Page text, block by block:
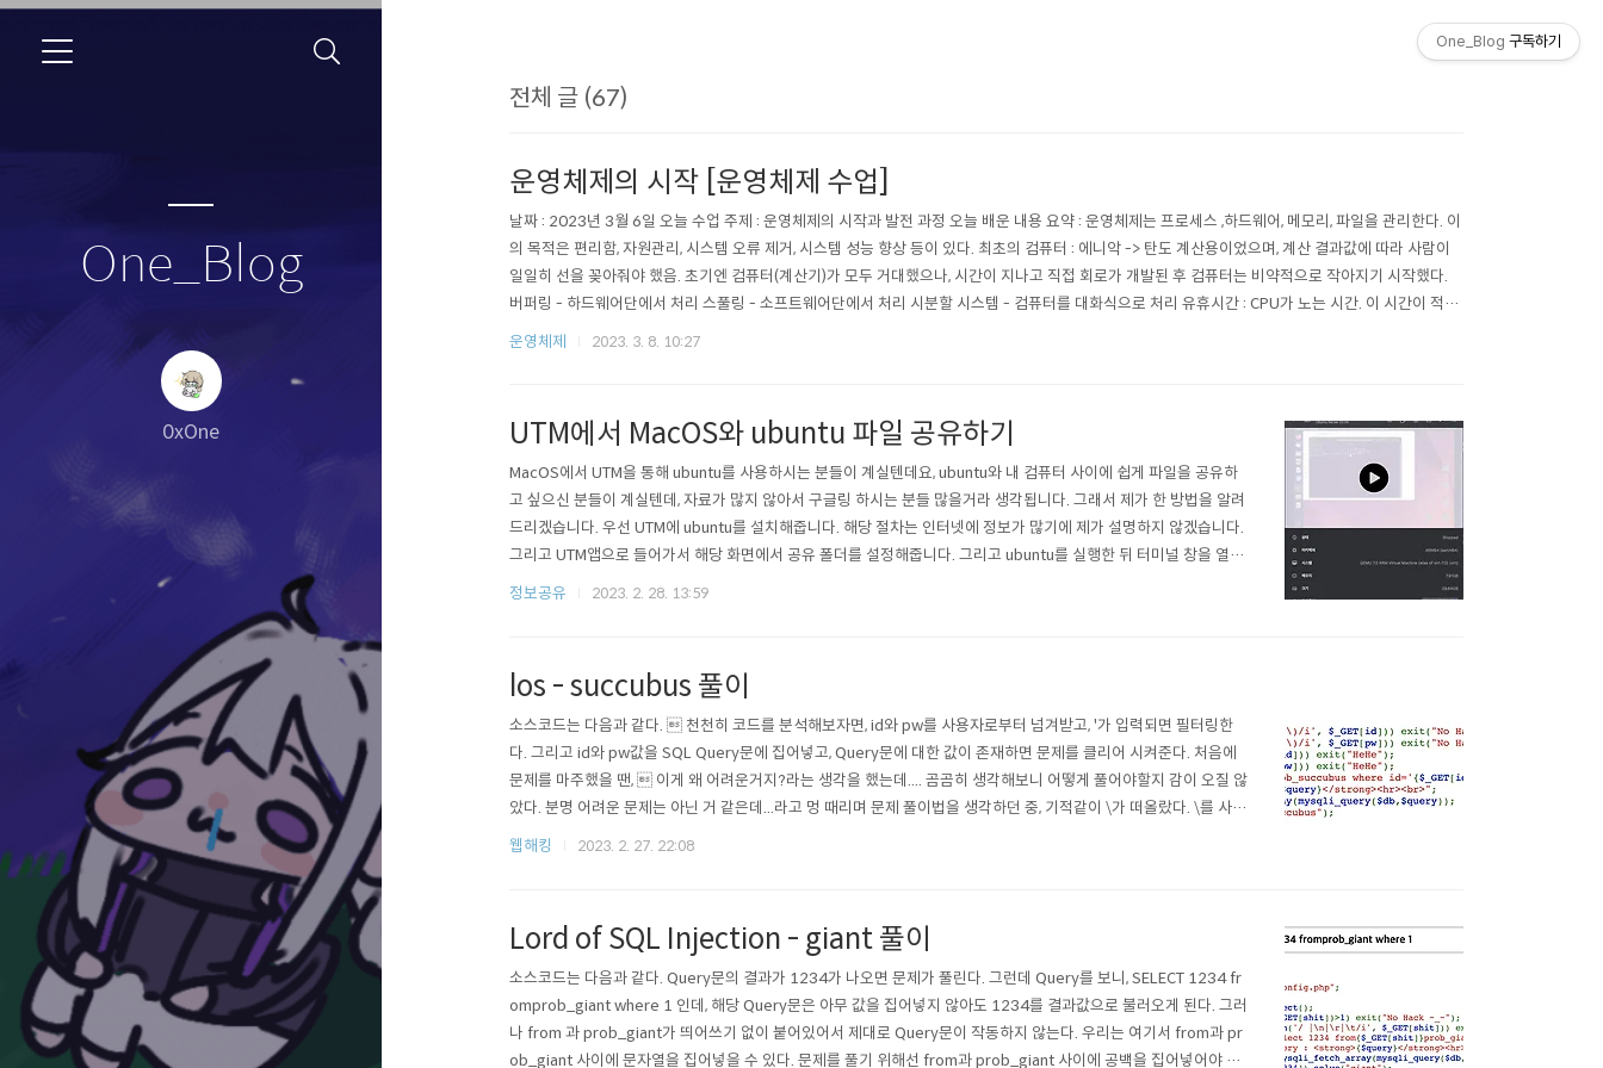
One_Blog
0xOne
전체 글 (67)
운영체제의 시작 [운영체제 수업]
날짜 : 2023년 3월 6일 오늘 수업 주제 : 운영체제의 시작과 발전 과정 오늘 배운 내용 요약 : 운영체제는 프로세스 ,하드웨어, 메모리, 파일을 관리한다. 이
의 목적은 편리함, 자원관리, 시스템 오류 제거, 시스템 성능 향상 등이 있다. 최초의 컴퓨터 : 에니악 -> 탄도 계산용이었으며, 계산 결과값에 따라 사람이
일일히 선을 꽂아줘야 했음. 초기엔 컴퓨터(계산기)가 모두 거대했으나, 시간이 지나고 직접 회로가 개발된 후 컴퓨터는 비약적으로 작아지기 시작했다.
버퍼링 - 하드웨어단에서 처리 스풀링 - 소프트웨어단에서 처리 시분할 시스템 - 컴퓨터를 대화식으로 처리 유휴시간 : CPU가 노는 시간. 이 시간이 적을
수록 효율이 좋은 컴퓨터임 CLI : Command Line Interface GUI ..
운영체제 2023. 3. 8. 10:27
UTM에서 MacOS와 ubuntu 파일 공유하기
MacOS에서 UTM을 통해 ubuntu를 사용하시는 분들이 계실텐데요, ubuntu와 내 컴퓨터 사이에 쉽게 파일을 공유하
고 싶으신 분들이 계실텐데, 자료가 많지 않아서 구글링 하시는 분들 많을거라 생각됩니다. 그래서 제가 한 방법을 알려
드리겠습니다. 우선 UTM에 ubuntu를 설치해줍니다. 해당 절차는 인터넷에 정보가 많기에 제가 설명하지 않겠습니다.
그리고 UTM앱으로 들어가서 해당 화면에서 공유 폴더를 설정해줍니다. 그리고 ubuntu를 실행한 뒤 터미널 창을 열어
줍니다. 그리고 해당 명령어들을 차례대로 입력해줍니다. $ sudo mkdir /media/공유폴더이름 $ sudo mount -t 9p
정보공유 2023. 2. 28. 13:59
los - succubus 풀이
소스코드는 다음과 같다.  천천히 코드를 분석해보자면, id와 pw를 사용자로부터 넘겨받고, '가 입력되면 필터링한
다. 그리고 id와 pw값을 SQL Query문에 집어넣고, Query문에 대한 값이 존재하면 문제를 클리어 시켜준다. 처음에
문제를 마주했을 땐,  이게 왜 어려운거지?라는 생각을 했는데.... 곰곰히 생각해보니 어떻게 풀어야할지 감이 오질 않
았다. 분명 어려운 문제는 아닌 거 같은데...라고 멍 때리며 문제 풀이법을 생각하던 중, 기적같이 \가 떠올랐다. \를 사용
하면 Query문에 있는 '를 SQL의 특수기호가 아닌 그저 하나의 문자로 만들 수 있기에, '없이도 SQLi를 성공시킬 수 있
웹해킹 2023. 2. 27. 22:08
Lord of SQL Injection - giant 풀이
소스코드는 다음과 같다. Query문의 결과가 1234가 나오면 문제가 풀린다. 그런데 Query를 보니, SELECT 1234 fr
omprob_giant where 1 인데, 해당 Query문은 아무 값을 집어넣지 않아도 1234를 결과값으로 불러오게 된다. 그러
나 from 과 prob_giant가 띄어쓰기 없이 붙어있어서 제대로 Query문이 작동하지 않는다. 우리는 여기서 from과 pr
ob_giant 사이에 문자열을 집어넣을 수 있다. 문제를 풀기 위해선 from과 prob_giant 사이에 공백을 집어넣어야 하
One_Blog 구독하기